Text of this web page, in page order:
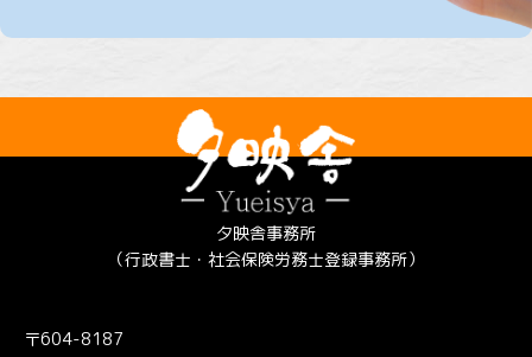
夕映舎事務所
（行政書士・社会保険労務士登録事務所）
〒604-8187